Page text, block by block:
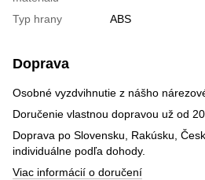
Typ hrany ABS
Doprava
Osobné vyzdvihnutie z nášho
Doručenie vlastnou dopravou už od
Doprava po Slovensku, Rakúsku,
individuálne podľa dohody.
Viac informácií o doručení